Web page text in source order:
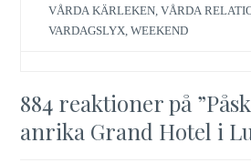
VÅRDA KÄRLEKEN ,VÅRDA
VARDAGSLYX ,WEEKEND
884 reaktioner på ”
anrika Grand Hotel i